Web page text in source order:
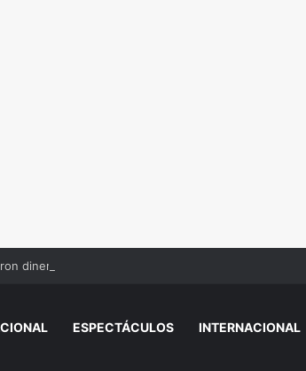
dinero por error? Esto debes hacer antes de tocarlo
ESPECTÁCULOS INTERNACIONAL